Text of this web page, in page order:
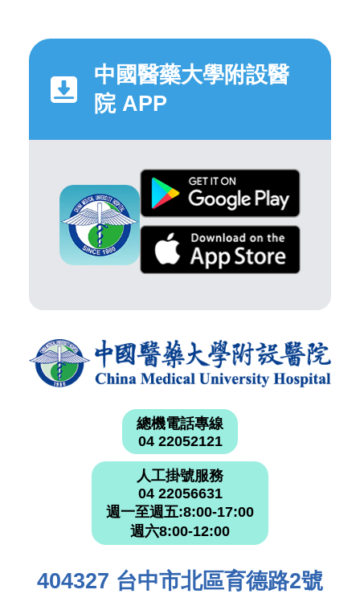
中國醫藥大學附設醫
院 APP
總機電話專線
04 22052121
人工掛號服務
04 22056631
週一至週五:8:00-17:00
週六8:00-12:00
404327 台中市北區育德路2號